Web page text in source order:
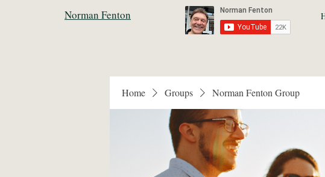
Norman Fenton
Home Groups Norman Fenton Group